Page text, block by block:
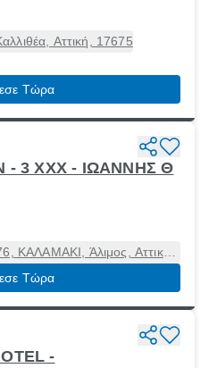
Αττική, 17675
Τώρα
- 3 ΧΧΧ - ΙΩΑΝΝΗΣ Θ
ΚΑΛΑΜΑΚΙ, Άλιμος, Αττική,
17455Τώρα
-